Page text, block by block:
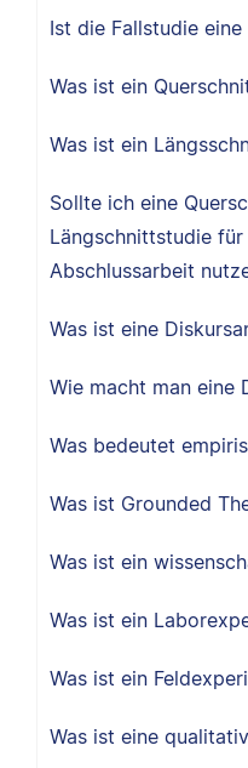
Ist die Fallstudie
Was ist ein
Was ist ein
Sollte ich eine
Längschnittstudie für
Abschlussarbeit
Was ist eine
Wie macht man eine
Was bedeutet
Was ist Grounded
Was ist ein
Was ist ein
Was ist ein
Was ist eine